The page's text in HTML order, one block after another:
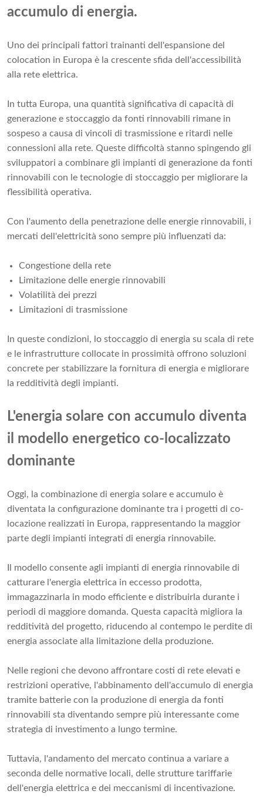
accumulo di energia.
Uno dei principali fattori trainanti dell'espansione del
colocation in Europa è la crescente sfida dell'accessibilità
alla rete elettrica.
In tutta Europa, una quantità significativa di capacità di
generazione e stoccaggio da fonti rinnovabili rimane in
sospeso a causa di vincoli di trasmissione e ritardi nelle
connessioni alla rete. Queste difficoltà stanno spingendo gli
sviluppatori a combinare gli impianti di generazione da fonti
rinnovabili con le tecnologie di stoccaggio per migliorare la
flessibilità operativa.
Con l'aumento della penetrazione delle energie rinnovabili, i
mercati dell'elettricità sono sempre più influenzati da:
Congestione della rete
Limitazione delle energie rinnovabili
Volatilità dei prezzi
Limitazioni di trasmissione
In queste condizioni, lo stoccaggio di energia su scala di rete
e le infrastrutture collocate in prossimità offrono soluzioni
concrete per stabilizzare la fornitura di energia e migliorare
la redditività degli impianti.
L'energia solare con accumulo diventa
il modello energetico co-localizzato
dominante
Oggi, la combinazione di energia solare e accumulo è
diventata la configurazione dominante tra i progetti di co-
locazione realizzati in Europa, rappresentando la maggior
parte degli impianti integrati di energia rinnovabile.
Il modello consente agli impianti di energia rinnovabile di
catturare l'energia elettrica in eccesso prodotta,
immagazzinarla in modo efficiente e distribuirla durante i
periodi di maggiore domanda. Questa capacità migliora la
redditività del progetto, riducendo al contempo le perdite di
energia associate alla limitazione della produzione.
Nelle regioni che devono affrontare costi di rete elevati e
restrizioni operative, l'abbinamento dell'accumulo di energia
tramite batterie con la produzione di energia da fonti
rinnovabili sta diventando sempre più interessante come
strategia di investimento a lungo termine.
Tuttavia, l'andamento del mercato continua a variare a
seconda delle normative locali, delle strutture tariffarie
dell'energia elettrica e dei meccanismi di incentivazione.